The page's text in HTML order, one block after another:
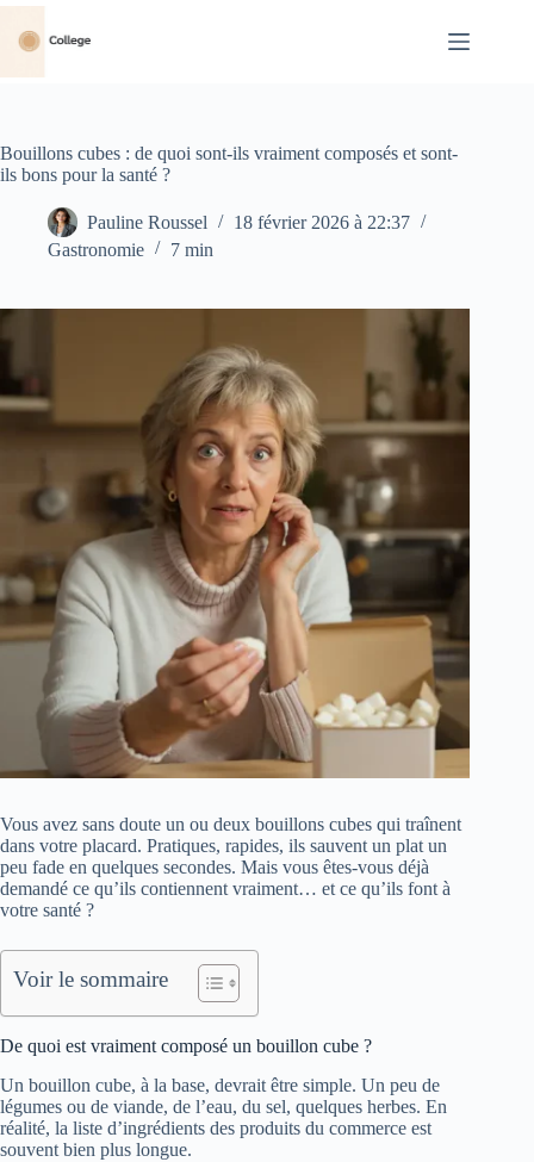
Passer
contenu
Bouillons cubes : de quoi sont-ils vraiment composés et sont-
ils bons pour la santé ?
Pauline Roussel
18 février 2026 à 22:37
Gastronomie
7 min
Vous avez sans doute un ou deux bouillons cubes qui traînent
dans votre placard. Pratiques, rapides, ils sauvent un plat un
peu fade en quelques secondes. Mais vous êtes-vous déjà
demandé ce qu’ils contiennent vraiment… et ce qu’ils font à
votre santé ?
Voir le sommaire
De quoi est vraiment composé un bouillon cube ?
Un bouillon cube, à la base, devrait être simple. Un peu de
légumes ou de viande, de l’eau, du sel, quelques herbes. En
réalité, la liste d’ingrédients des produits du commerce est
souvent bien plus longue.